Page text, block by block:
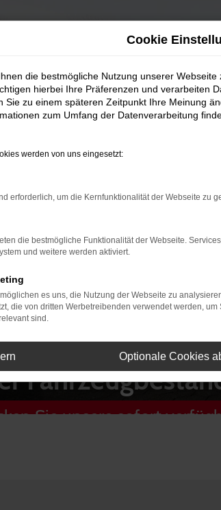
Sie unsere sofort
Cookie
die bestmögliche Nutzung unserer
hierbei Ihre Präferenzen und verarbeiten
Sie zu einem späteren Zeitpunkt Ihre Meinung
zum Umfang der Datenverarbeitung
werden von uns eingesetzt:
erforderlich, um die Kernfunktionalität der Webseite zu
die bestmögliche Funktionalität der Webseite.
und weitere werden aktiviert.
es uns, die Nutzung der Webseite zu
die von dritten Werbetreibenden verwendet werden,
sind.
Optionale Cookies